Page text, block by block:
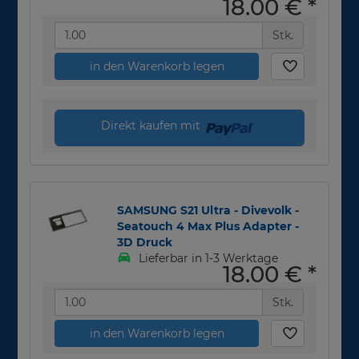
18,00 € *
Stk.
in den Warenkorb legen
Direkt kaufen mit
SAMSUNG S21 Ultra - Divevolk -
Seatouch 4 Max Plus Adapter -
3D Druck
Lieferbar in 1-3 Werktage
18,00 € *
Stk.
in den Warenkorb legen